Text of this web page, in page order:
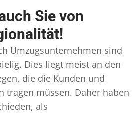
Sie von
Umzugsunternehmen sind
Dies liegt meist an den
die die Kunden und
tragen müssen. Daher haben
als